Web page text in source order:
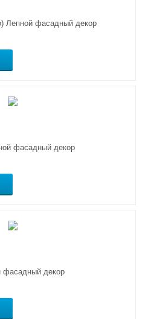
Лепной фасадный декор
фасадный декор
фасадный декор